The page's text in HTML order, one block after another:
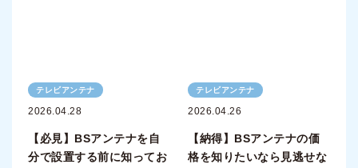
テレビアンテナ
2026.04.28
【必見】BSアンテナを自
分で設置する前に知ってお
テレビアンテナ
2026.04.26
【納得】BSアンテナの価
格を知りたいなら見逃せな